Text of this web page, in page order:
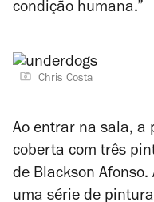
condição humana.”
Chris Costa
Ao entrar na sala, a
coberta com três
de Blackson
uma série de